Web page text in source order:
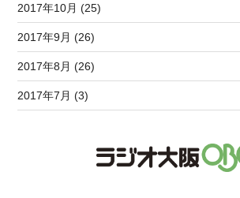
2017年10月 (25)
2017年9月 (26)
2017年8月 (26)
2017年7月 (3)